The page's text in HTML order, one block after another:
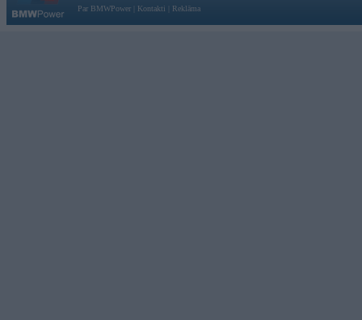
Par BMWPower
Kontakti Reklāma